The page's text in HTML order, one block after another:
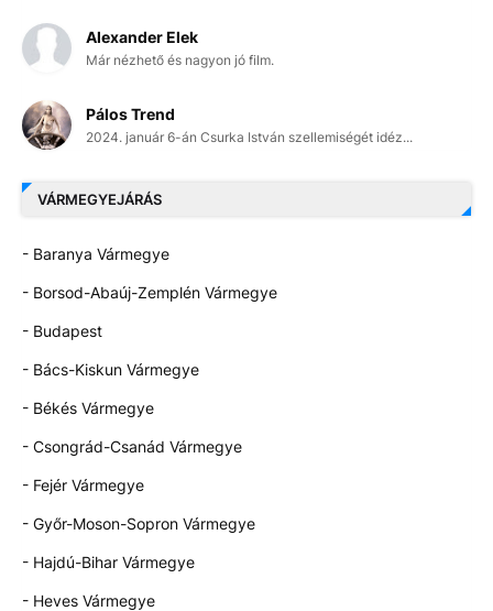
Alexander Elek
Már nézhető és nagyon jó film.
Pálos Trend
2024. január 6-án Csurka István szellemiségét idéz...
VÁRMEGYEJÁRÁS
- Baranya Vármegye
- Borsod-Abaúj-Zemplén Vármegye
- Budapest
- Bács-Kiskun Vármegye
- Békés Vármegye
- Csongrád-Csanád Vármegye
- Fejér Vármegye
- Győr-Moson-Sopron Vármegye
- Hajdú-Bihar Vármegye
- Heves Vármegye